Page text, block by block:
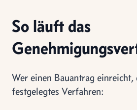
So läuft das
Wer einen Bauantrag
festgelegtes Verfahren: